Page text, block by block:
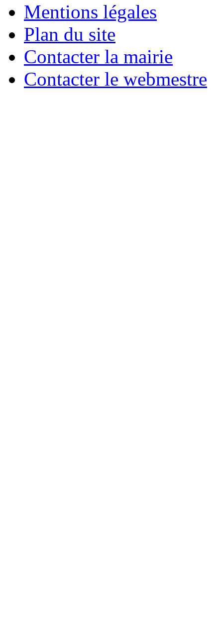
Mentions légales
Plan du site
Contacter la mairie
Contacter le webmestre